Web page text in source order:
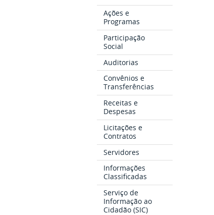
Ações e
Programas
Participação
Social
Auditorias
Convênios e
Transferências
Receitas e
Despesas
Licitações e
Contratos
Servidores
Informações
Classificadas
Serviço de
Informação ao
Cidadão (SIC)